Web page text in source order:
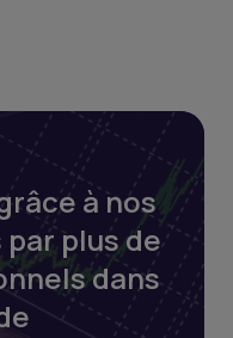
à nos
plus de
dans